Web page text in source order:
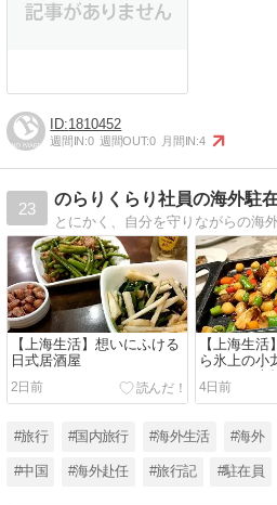
1810452
週間IN:0 週間OUT:0 月間IN:4
23
のらりくらり社員の海外駐
とにかく、自分を守りながらの海
【上海生活】想いにふける
日式居酒屋
2日前
【上海生
ら氷上の小
りどりの本
能した一日
4日前
#旅行 #国内旅行 #海外生活 #海外
#中国 #海外赴任 #旅行記 #駐在員